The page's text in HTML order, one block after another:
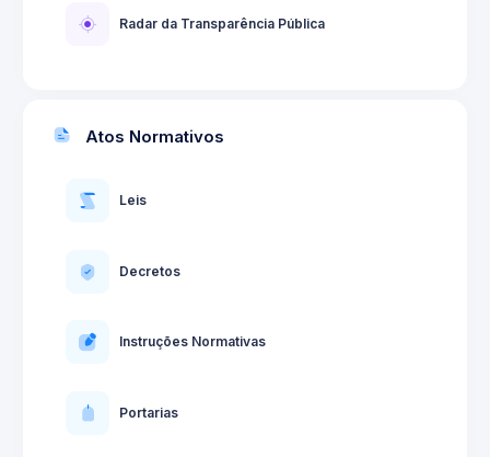
Radar da Transparência Pública
Atos Normativos
Leis
Decretos
Instruções Normativas
Portarias